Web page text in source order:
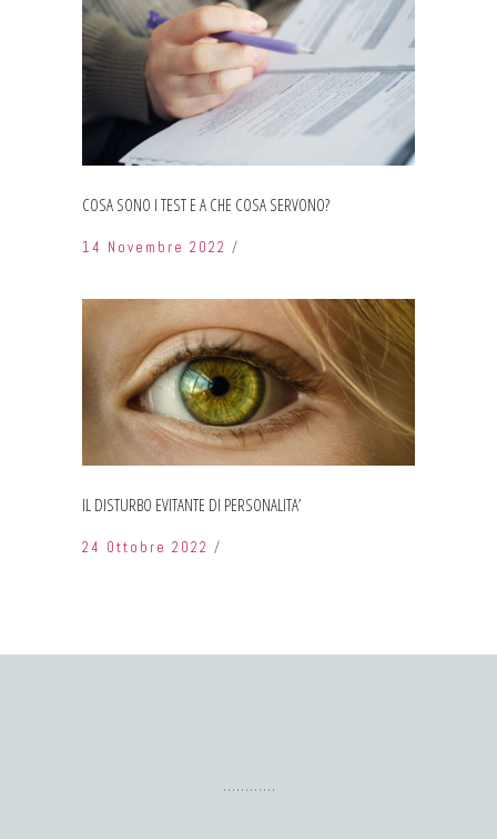
COSA SONO I TEST E A CHE COSA SERVONO?
14 Novembre 2022
IL DISTURBO EVITANTE DI PERSONALITA’
24 Ottobre 2022